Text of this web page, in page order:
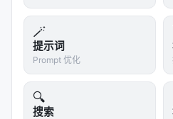
🪄
提示词
Prompt 优化
🔍
搜索